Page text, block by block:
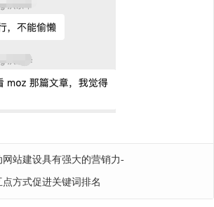
网站建设具有强大的营销力-
点方式促进关键词排名